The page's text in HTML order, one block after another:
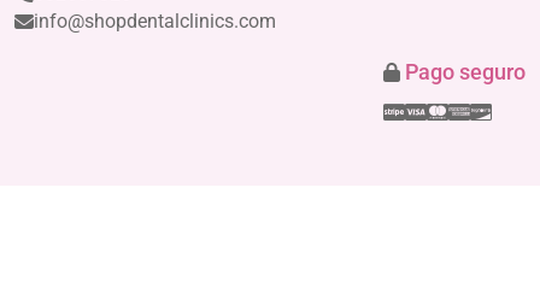
info@shopdentalclinics.com
Pago seguro
Stripe
Visa